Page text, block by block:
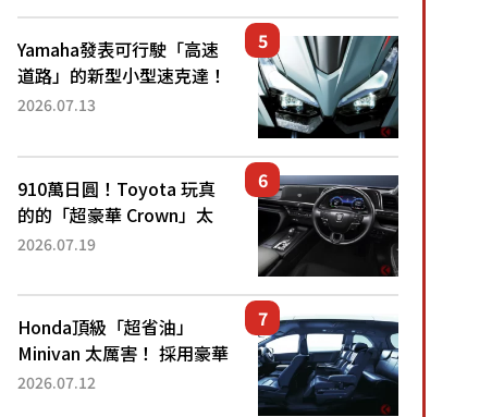
眼！ 配備豐富、超越售價
水準，堪稱高CP值代表的
「...
Yamaha發表可行駛「高速
道路」的新型小型速克達！
搭載能享受超強勁「渦輪
高階「Super Sport」車款
相同的...
2026.07.13
910萬日圓！Toyota 玩真
的的「超豪華 Crown」太
厲害了！採用由「匠人技
運動化「底盤設定」！還配
備專屬豪華...
2026.07.19
Honda頂級「超省油」
Minivan 太厲害！ 採用豪華
「真皮座椅」與專屬「黑色
2026.07.12